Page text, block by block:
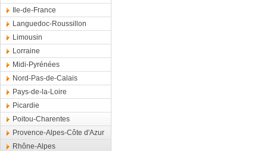
Ile-de-France
Languedoc-Roussillon
Limousin
Lorraine
Midi-Pyrénées
Nord-Pas-de-Calais
Pays-de-la-Loire
Picardie
Poitou-Charentes
Provence-Alpes-Côte d'Azur
Rhône-Alpes